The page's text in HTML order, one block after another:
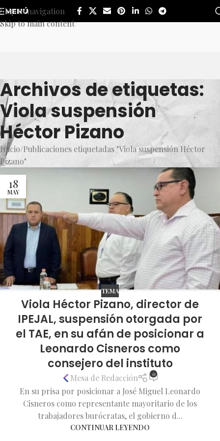
Skip to navigation
Skip to main content
MENÚ
Archivos de etiquetas:
Viola suspensión
Héctor Pizano
Inicio Publicaciones etiquetadas "Viola suspensión Héctor
Pizano"
18
MAY
TEMA
Viola Héctor Pizano, director de
IPEJAL, suspensión otorgada por
el TAE, en su afán de posicionar a
Leonardo Cisneros como
consejero del instituto
Mesa de Redacción 0
En su prisa por posicionar a José Miguel Leonardo
Cisneros como representante mayoritario de los
trabajadores burócratas, el gobierno d...
CONTINUAR LEYENDO